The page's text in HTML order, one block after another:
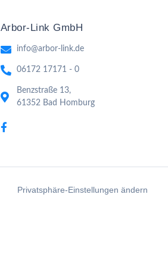
Arbor-Link GmbH
info@arbor-link.de
06172 17171 - 0
Benzstraße 13,
61352 Bad Homburg
Privatsphäre-Einstellungen ändern